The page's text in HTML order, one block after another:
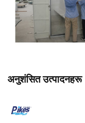
अनुशंसित उत्पादनहरू